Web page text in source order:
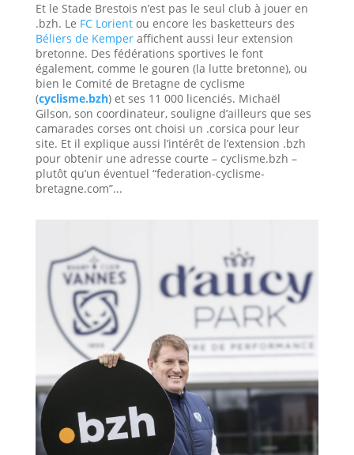
Et le Stade Brestois n’est pas le seul club à jouer en
.bzh. Le FC Lorientou encore les basketteurs des
Béliers de Kemperaffichent aussi leur extension
bretonne. Des fédérations sportives le font
également, comme le gouren (la lutte bretonne), ou
bien le Comité de Bretagne de cyclisme
(cyclisme.bzh) et ses 11 000 licenciés. Michaël
Gilson, son coordinateur, souligne d’ailleurs que ses
camarades corses ont choisi un .corsica pour leur
site. Et il explique aussi l’intérêt de l’extension .bzh
pour obtenir une adresse courte – cyclisme.bzh –
plutôt qu’un éventuel “federation-cyclisme-
bretagne.com”...